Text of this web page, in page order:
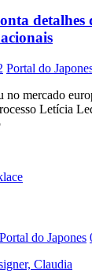
detalhes
Portal do
no mercado
Letícia
Portal do Japones